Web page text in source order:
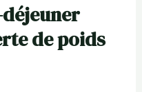
de poids